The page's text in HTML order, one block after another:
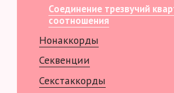
Соединение трезвучий
соотношения
Нонаккорды
Секвенции
Секстаккорды